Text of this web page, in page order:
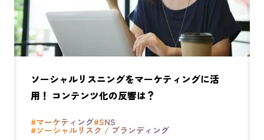
ソーシャルリスニングをマーケティングに活
用！ コンテンツ化の反響は？
#マーケティング#SNS
#ソーシャルリスク / ブランディング